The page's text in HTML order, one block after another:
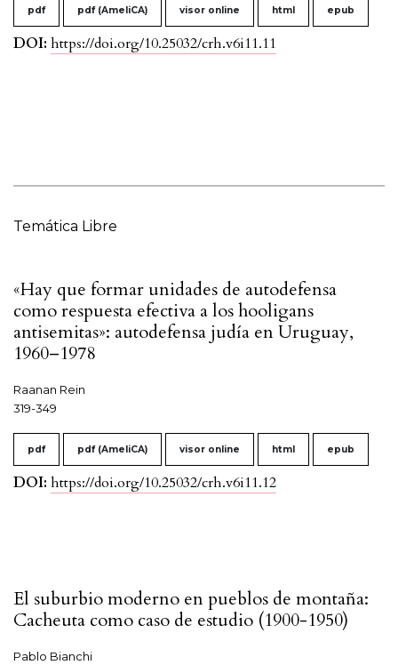
pdf pdf (AmeliCA) visor online html epub
DOI: https://doi.org/10.25032/crh.v6i11.11
Temática Libre
«Hay que formar unidades de autodefensa
como respuesta efectiva a los hooligans
antisemitas»: autodefensa judía en Uruguay,
1960–1978
Raanan Rein
319-349
pdf pdf (AmeliCA) visor online html epub
DOI: https://doi.org/10.25032/crh.v6i11.12
El suburbio moderno en pueblos de montaña:
Cacheuta como caso de estudio (1900-1950)
Pablo Bianchi